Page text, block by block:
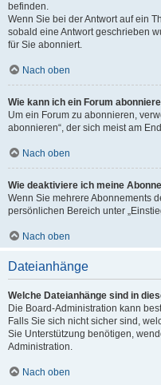
befinden.
Wenn Sie bei der Antwort auf ein
sobald eine Antwort geschrieben
für Sie abonniert.
Nach oben
Wie kann ich ein Forum
Um ein Forum zu abonnieren,
abonnieren“, der sich meist am
Nach oben
Wie deaktiviere ich meine
Wenn Sie mehrere Abonnements
persönlichen Bereich unter
Nach oben
Dateianhänge
Welche Dateianhänge sind in
Die Board-Administration kann
Falls Sie sich nicht sicher sind,
Sie Unterstützung benötigen,
Administration.
Nach oben